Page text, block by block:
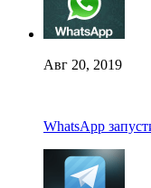
Авг 20, 2019
WhatsApp